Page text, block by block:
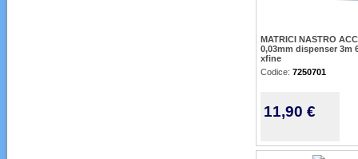
MATRICI NASTRO
0,03mm dispenser 3m
xfine
Codice: 7250701
11,90 €